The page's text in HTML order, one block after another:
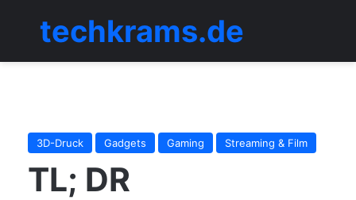
Menü
techkrams.de
3D-Druck Gadgets Gaming Streaming & Film
TL; DR